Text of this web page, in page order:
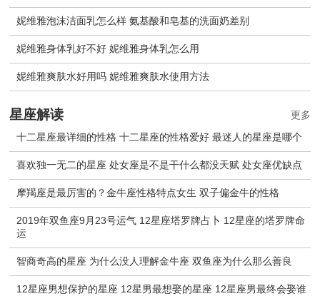
妮维雅泡沫洁面乳怎么样 氨基酸和皂基的洗面奶差别
妮维雅身体乳好不好 妮维雅身体乳怎么用
妮维雅爽肤水好用吗 妮维雅爽肤水使用方法
星座解读
十二星座最详细的性格 十二星座的性格爱好 最迷人的星座是哪个
喜欢独一无二的星座 处女座是不是干什么都没天赋 处女座优缺点
摩羯座是最厉害的？金牛座性格特点女生 双子偏金牛的性格
2019年双鱼座9月23号运气 12星座塔罗牌占卜 12星座的塔罗牌命
运
智商奇高的星座 为什么没人理解金牛座 双鱼座为什么那么善良
12星座男想保护的星座 12星男最想娶的星座 12星座男最终会娶谁
更多